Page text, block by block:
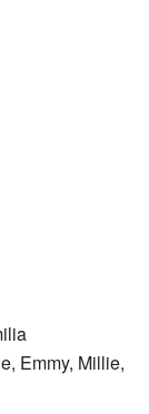
Emmy, Millie,